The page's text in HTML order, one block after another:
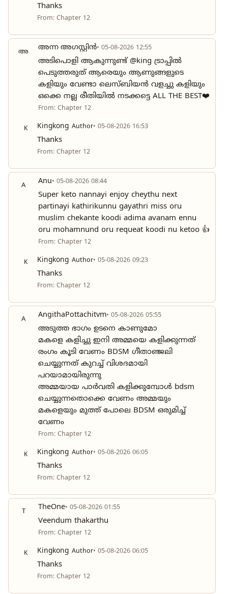
Thanks
From: Chapter 12
അ അന്ന അഗസ്റ്റിൻ• 05-08-2026 12:55
അടിപൊളി ആകുന്നുണ്ട് @king ട്രാപ്പിൽ
പെടുത്തരുത് ആരെയും ആണുങ്ങളുടെ
കളിയും വേണ്ടാ ലെസ്ബിയൻ വളച്ചു കളിയും
ഒക്കെ നല്ല രീതിയിൽ നടക്കട്ടെ ALL THE BEST❤️
From: Chapter 12
K Kingkong Author• 05-08-2026 16:53
Thanks
From: Chapter 12
A Anu• 05-08-2026 08:44
Super keto nannayi enjoy cheythu next
partinayi kathirikunnu gayathri miss oru
muslim chekante koodi adima avanam ennu
oru mohamnund oru requeat koodi nu ketoo 👍
From: Chapter 12
K Kingkong Author• 05-08-2026 09:23
Thanks
From: Chapter 12
A AngithaPottachitvm• 05-08-2026 05:55
അടുത്ത ഭാഗം ഉടനെ കാണുമോ
മകളെ കളിച്ചു ഇനി അമ്മയെ കളിക്കുന്നത്
രംഗം കൂടി വേണം BDSM ഗീതാഞ്ജലി
ചെയ്യുന്നത് കുറച്ച് വിശദമായി
പറയാമായിരുന്നു
അമ്മയായ പാർവതി കളിക്കുമ്പോൾ bdsm
ചെയ്യുന്നതൊക്കെ വേണം അമ്മയും
മകളെയും മുത്ത് പോലെ BDSM ഒരുമിച്ച്
വേണം
From: Chapter 12
K Kingkong Author• 05-08-2026 06:05
Thanks
From: Chapter 12
T TheOne• 05-08-2026 01:55
Veendum thakarthu
From: Chapter 12
K Kingkong Author• 05-08-2026 06:05
Thanks
From: Chapter 12